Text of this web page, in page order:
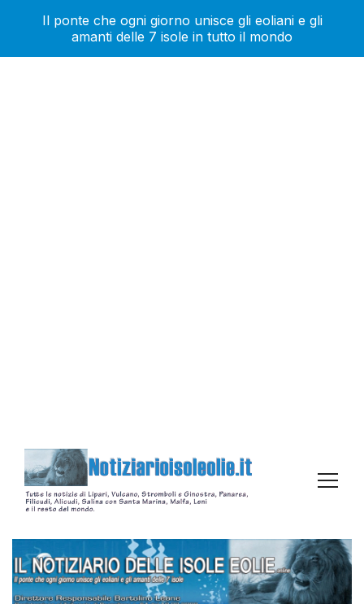
Il ponte che ogni giorno unisce gli eoliani e gli
amanti delle 7 isole in tutto il mondo